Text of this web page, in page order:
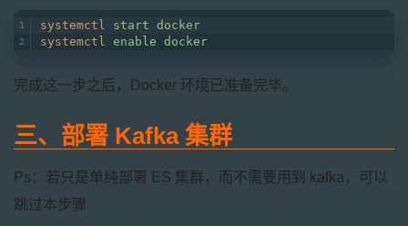
systemctl
start docker
systemctl enable docker
完成这一步之后，Docker 环境已准备完毕。
三、部署 Kafka 集群
Ps：若只是单纯部署 ES 集群，而不需要用到 kafka，可以
跳过本步骤